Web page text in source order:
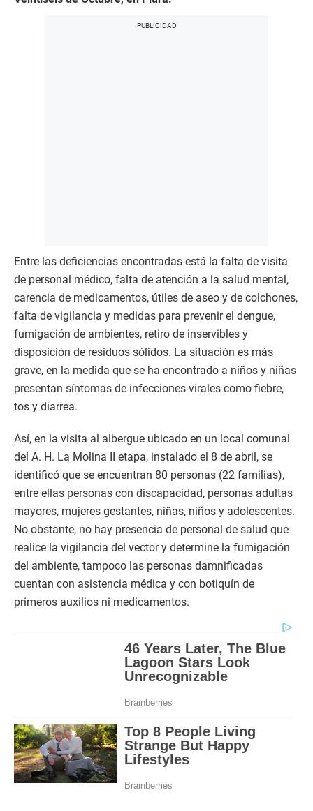
Entre las deficiencias encontradas está la falta de visita
de personal médico, falta de atención a la salud mental,
carencia de medicamentos, útiles de aseo y de colchones,
falta de vigilancia y medidas para prevenir el dengue,
fumigación de ambientes, retiro de inservibles y
disposición de residuos sólidos. La situación es más
grave, en la medida que se ha encontrado a niños y niñas
presentan síntomas de infecciones virales como fiebre,
tos y diarrea.
Así, en la visita al albergue ubicado en un local comunal
del A. H. La Molina II etapa, instalado el 8 de abril, se
identificó que se encuentran 80 personas (22 familias),
entre ellas personas con discapacidad, personas adultas
mayores, mujeres gestantes, niñas, niños y adolescentes.
No obstante, no hay presencia de personal de salud que
realice la vigilancia del vector y determine la fumigación
del ambiente, tampoco las personas damnificadas
cuentan con asistencia médica y con botiquín de
primeros auxilios ni medicamentos.